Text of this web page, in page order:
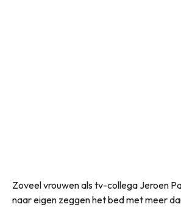
Zoveel vrouwen als tv-collega Jeroen
naar eigen zeggen het bed met meer